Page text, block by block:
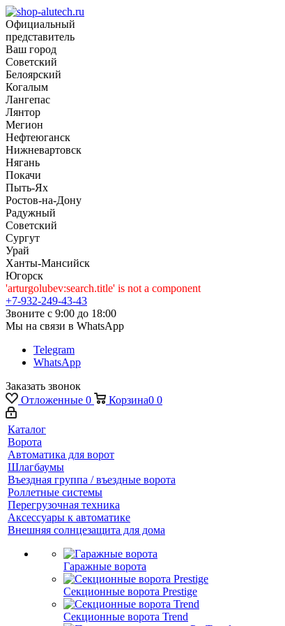
Официальный
представитель
Ваш город
Советский
Белоярский
Когалым
Лангепас
Лянтор
Мегион
Нефтеюганск
Нижневартовск
Нягань
Покачи
Пыть-Ях
Рoстов-на-Дону
Радужный
Советский
Сургут
Урай
Ханты-Мансийск
Югорск
'arturgolubev:search.title' is not a component
+7-932-249-43-43
Звоните с 9:00 до 18:00
Мы на связи в WhatsApp
Telegram
WhatsApp
Заказать звонок
Отложенные 0 Корзина0 0
Каталог
Ворота
Автоматика для ворот
Шлагбаумы
Въездная группа / въездные ворота
Роллетные системы
Перегрузочная техника
Аксессуары к автоматике
Внешняя солнцезащита для дома
Гаражные ворота
Секционные ворота Prestige
Секционные ворота Trend